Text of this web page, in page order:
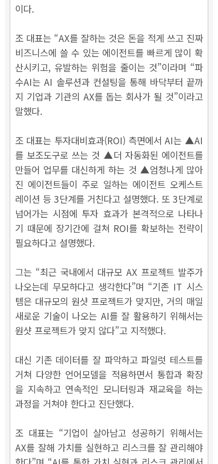
이다.
조 대표는 “AX를 잘하는 것은 돈을 적게 쓰고 진짜
비즈니스에 쓸 수 있는 에이전트를 빠르게 많이 확
산시키고, 유발하는 위험을 줄이는 것”이라며 “파
수AI는 AI 솔루션과 컨설팅을 통해 바닥부터 끝까
지 기업과 기관의 AX를 돕는 회사가 될 것”이라고
말했다.
조 대표는 투자대비효과(ROI) 측면에서 AI는 ▲AI
를 보조도구로 쓰는 것 ▲더 자동화된 에이전트를
만들어 업무를 대신하게 하는 것 ▲엄청나게 많아
진 에이전트들이 주로 일하는 에이전트 오케스트
레이션 등 3단계를 거친다고 설명했다. 또 3단계로
넘어가는 시점에 투자 효과가 본격적으로 나타나
기 때문에 장기간에 걸쳐 ROI를 확보하는 전략이
필요하다고 설명했다.
그는 “최근 국내에서 대규모 AX 프로젝트 발주가
나오는데 무모하다고 생각한다”며 “기존 IT 시스
템은 대규모의 원샷 프로젝트가 맞지만, 거의 매일
새로운 기술이 나오는 AI를 잘 활용하기 위해서는
원샷 프로젝트가 맞지 않다”고 지적했다.
대신 기존 데이터를 잘 파악하고 파일럿 테스트를
거쳐 다양한 언어모델을 적용하면서 통합과 확장
을 지속하고 연속적인 모니터링과 재교육을 하는
과정을 거쳐야 한다고 진단했다.
조 대표는 “기업이 살아남고 성공하기 위해서는
AX를 잘해 가치를 실현하고 리스크를 잘 관리해야